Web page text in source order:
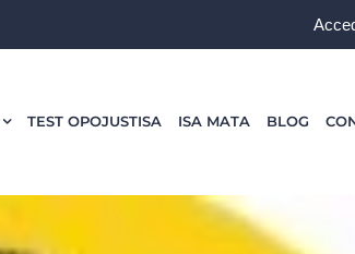
TEST OPOJUSTISA ISA MATA BLOG